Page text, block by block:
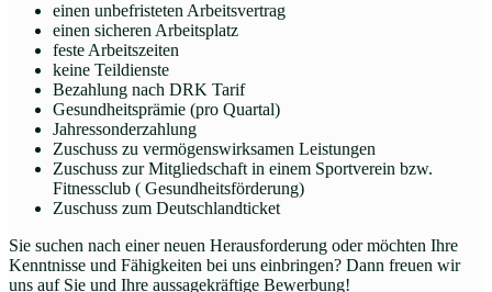
einen unbefristeten Arbeitsvertrag
einen sicheren Arbeitsplatz
feste Arbeitszeiten
keine Teildienste
Bezahlung nach DRK Tarif
Gesundheitsprämie (pro Quartal)
Jahressonderzahlung
Zuschuss zu vermögenswirksamen Leistungen
Zuschuss zur Mitgliedschaft in einem Sportverein bzw.
Fitnessclub ( Gesundheitsförderung)
Zuschuss zum Deutschlandticket
Sie suchen nach einer neuen Herausforderung oder möchten Ihre
Kenntnisse und Fähigkeiten bei uns einbringen? Dann freuen wir
uns auf Sie und Ihre aussagekräftige Bewerbung!